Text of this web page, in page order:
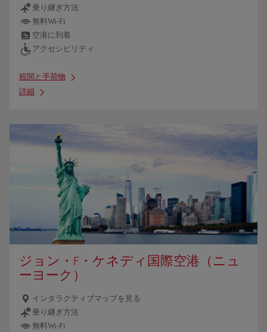
乗り継ぎ方法
無料Wi-Fi
空港に到着
アクセシビリティ
税関と手荷物
詳細
ジョン・F・ケネディ国際空港（ニュ
ーヨーク）
インタラクティブマップを見る
乗り継ぎ方法
無料Wi-Fi